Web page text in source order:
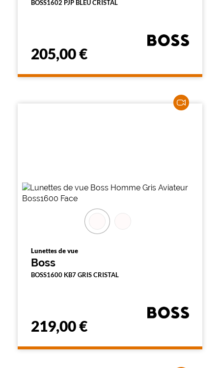
BOSS1602 PJP BLEU CRISTAL
205,00 €
Lunettes de vue
Boss
BOSS1600 KB7 GRIS CRISTAL
219,00 €